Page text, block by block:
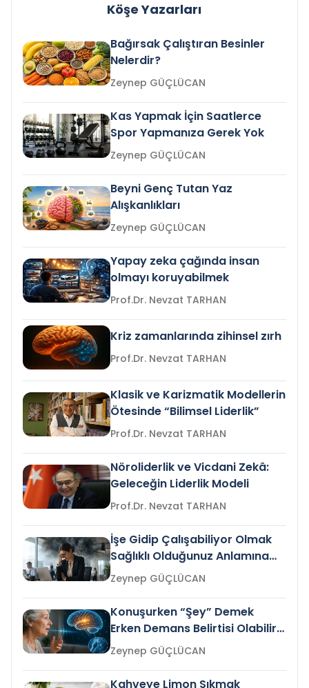
Köşe Yazarları
Bağırsak Çalıştıran Besinler
Nelerdir?
Zeynep GÜÇLÜCAN
Kas Yapmak İçin Saatlerce
Spor Yapmanıza Gerek Yok
Zeynep GÜÇLÜCAN
Beyni Genç Tutan Yaz
Alışkanlıkları
Zeynep GÜÇLÜCAN
Yapay zeka çağında insan
olmayı koruyabilmek
Prof.Dr. Nevzat TARHAN
Kriz zamanlarında zihinsel zırh
Prof.Dr. Nevzat TARHAN
Klasik ve Karizmatik Modellerin
Ötesinde “Bilimsel Liderlik”
Prof.Dr. Nevzat TARHAN
Nöroliderlik ve Vicdani Zekâ:
Geleceğin Liderlik Modeli
Prof.Dr. Nevzat TARHAN
İşe Gidip Çalışabiliyor Olmak
Sağlıklı Olduğunuz Anlamına
Gelir mi?Zeynep GÜÇLÜCAN
Konuşurken “Şey” Demek
Erken Demans Belirtisi Olabilir
mi?
Zeynep GÜÇLÜCAN
Kahveye Limon Sıkmak